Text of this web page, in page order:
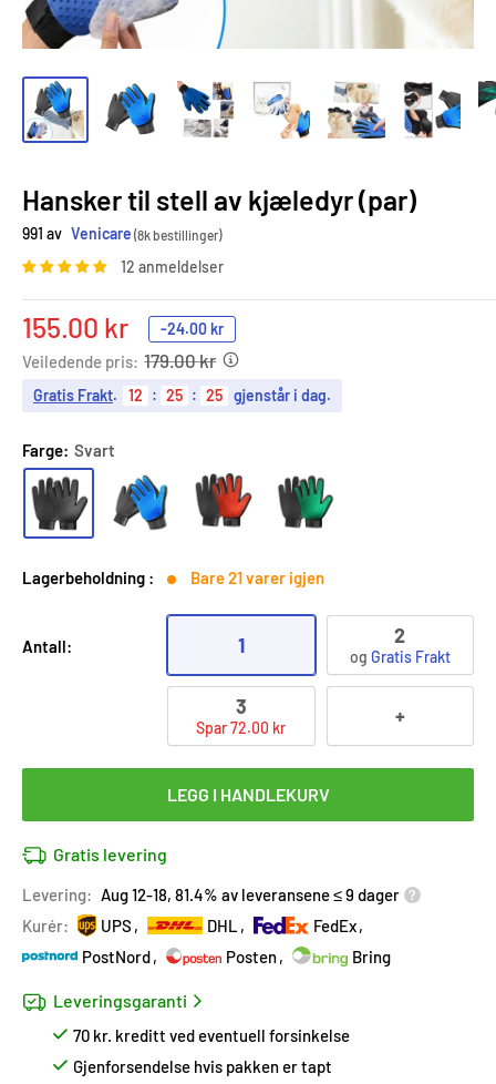
Hansker til stell av kjæledyr (par)
991 av Venicare (8k bestillinger)
12 anmeldelser
Salgspris
155.00 kr -24.00 kr
Veiledende pris: 179.00 kr
Gratis Frakt. 12 : 25 : 23 gjenstår i dag.
Farge: Svart
Lagerbeholdning : Bare 21 varer igjen
Antall: 1 2
og Gratis Frakt
3
Spar 72.00 kr +
LEGG I HANDLEKURV
Gratis levering
Levering: Aug 12-18, 81.4% av leveransene ≤ 9 dager
Kurér:
UPS DHL
FedEx
PostNord
Posten Bring
Leveringsgaranti
70 kr. kreditt ved eventuell forsinkelse
Gjenforsendelse hvis pakken er tapt